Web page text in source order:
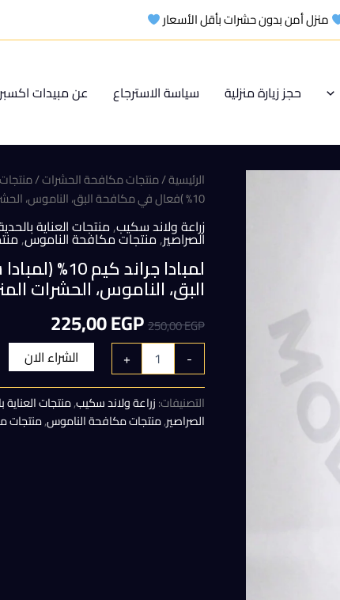
منزل أمن بدون حشرات بأقل الأسعار
حجز زيارة منزلية سياسة الاسترجاع عن مبيدات
الرئيسية/منتجات مكافحة الحشرات/
10% )فعال في مكافحة البق، الناموس، الحشرات المنزلية عبوة 500 ملل
زراعة ولاند سكيب,منتجات العناية
الصراصير,منتجات مكافحة الناموس,
البق، الناموس، الحشرات
250,00EGP
السعر
الأصلي
هو:
250,00 EGP.
225,00EGP
الحالي
هو:
EGP.
-
+ الشراء الان
التصنيفات:زراعة ولاند سكيب,منتجات العناية
الصراصير,منتجات مكافحة الناموس,منتجات